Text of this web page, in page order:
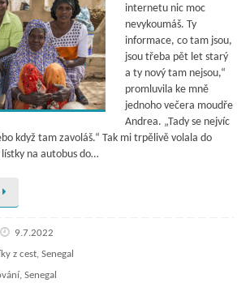
internetu nic moc
nevykoumáš. Ty
informace, co tam jsou,
jsou třeba pět let starý
a ty nový tam nejsou,“
promluvila ke mně
jednoho večera moudře
Andrea. „Tady se nejvíc
když tam zavoláš.“ Tak mi trpělivě volala do
na autobus do…
9.7.2022
z cest, Senegal
, Senegal